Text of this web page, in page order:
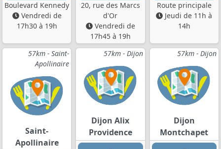
Boulevard Kennedy
Vendredi de
17h30 à 19h
20, rue des Marcs
d'Or
Vendredi de
17h45 à 19h
Route principale
Jeudi de 11h à
14h
57km - Saint-
Apollinaire
Saint-
Apollinaire
57km - Dijon
Dijon Alix
Providence
57km - Dijon
Dijon
Montchapet